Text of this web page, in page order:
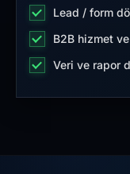
Lead / form
B2B hizmet
Veri ve rapor